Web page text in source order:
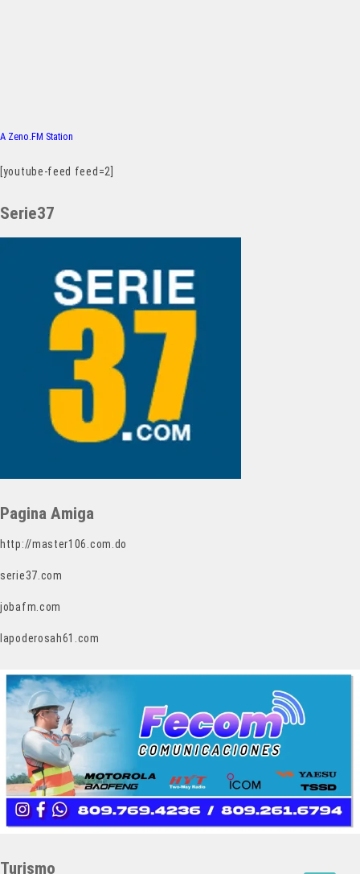
A Zeno.FM Station
[youtube-feed feed=2]
Serie37
Pagina Amiga
http://master106.com.do
serie37.com
jobafm.com
lapoderosah61.com
Turismo